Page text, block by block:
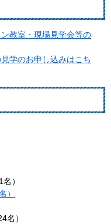
教室・現場見学会等の
学のお申し込みはこち
名）
）
名）